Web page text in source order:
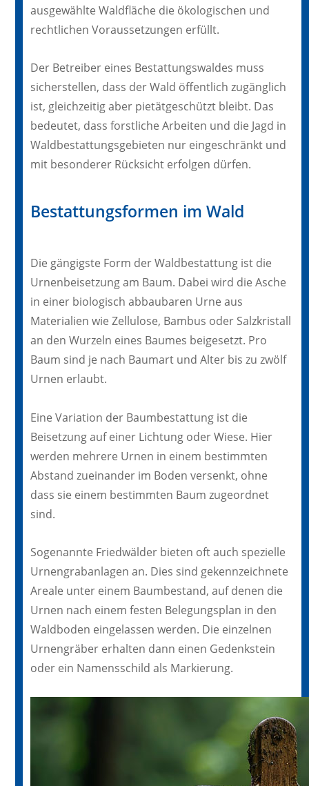
ausgewählte Waldfläche die ökologischen und
rechtlichen Voraussetzungen erfüllt.
Der Betreiber eines Bestattungswaldes muss
sicherstellen, dass der Wald öffentlich zugänglich
ist, gleichzeitig aber pietätgeschützt bleibt. Das
bedeutet, dass forstliche Arbeiten und die Jagd in
Waldbestattungsgebieten nur eingeschränkt und
mit besonderer Rücksicht erfolgen dürfen.
Bestattungsformen im Wald
Die gängigste Form der Waldbestattung ist die
Urnenbeisetzung am Baum. Dabei wird die Asche
in einer biologisch abbaubaren Urne aus
Materialien wie Zellulose, Bambus oder Salzkristall
an den Wurzeln eines Baumes beigesetzt. Pro
Baum sind je nach Baumart und Alter bis zu zwölf
Urnen erlaubt.
Eine Variation der Baumbestattung ist die
Beisetzung auf einer Lichtung oder Wiese. Hier
werden mehrere Urnen in einem bestimmten
Abstand zueinander im Boden versenkt, ohne
dass sie einem bestimmten Baum zugeordnet
sind.
Sogenannte Friedwälder bieten oft auch spezielle
Urnengrabanlagen an. Dies sind gekennzeichnete
Areale unter einem Baumbestand, auf denen die
Urnen nach einem festen Belegungsplan in den
Waldboden eingelassen werden. Die einzelnen
Urnengräber erhalten dann einen Gedenkstein
oder ein Namensschild als Markierung.